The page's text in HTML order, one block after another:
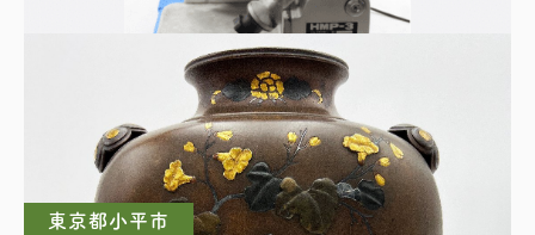
業務用 ハムスライサー
東京都小平市